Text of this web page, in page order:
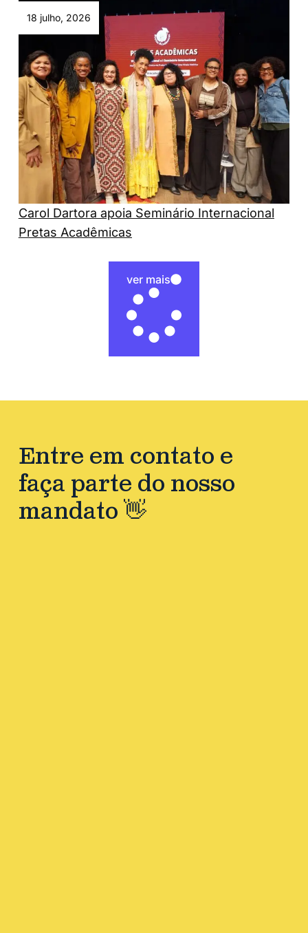
18 julho, 2026
Carol Dartora apoia Seminário Internacional
Pretas Acadêmicas
ver mais
Entre em contato e
faça parte do nosso
mandato 👋